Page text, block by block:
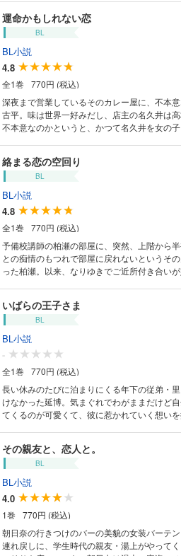
こと5年。ようやく入学した全寮制の学院で、
王子と再会し……！？ 逆行再会から始まるエ
ー！！
運命かもしれない恋
BL
BL小説
4.8
全1巻
770円 (税込)
深夜まで営業しているそのカレー屋に、不本
古平。味は世界一好みだし、店主の名久井は
不本意なのかというと、かつて名久井を女の
く。けれど名久井の薬指には結婚指輪がはま
らの再会ラブ。
絡まる恋の空回り
BL
BL小説
4.8
全1巻
770円 (税込)
予備校講師の柏瀬の部屋に、突然、上階から
との痴情のもつれで部屋に戻れないというそ
った柏瀬。以来、なりゆきでご近所付き合い
た気分を味わう柏瀬だが……？ 大人同士のご
いばらの王子さま
BL
BL小説
-
全1巻
770円 (税込)
長い休みのたびに泊まりにくる年下の従弟・
けなかった延博。気まぐれでわがままだけど
てくるのが可愛くて、彼に惹かれていく想い
れ……！？ 世話焼き×へそ曲がり、従兄弟同士
その親友と、恋人と。
BL
BL小説
4.0
1巻
770円 (税込)
朝日奈の行きつけのバーの美貌の女装バーテ
連れ戻しに、学生時代の親友・湯上がやって